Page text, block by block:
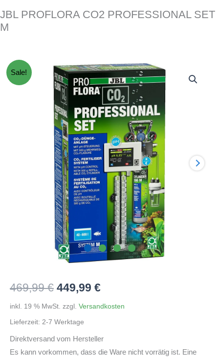
JBL PROFLORA CO2 PROFESSIONAL SET
M
Sale!
469,99€ Ursprünglicher
Preis
war:
469,99 €
449,99 €Aktueller
Preis
449,99 €.
inkl. 19 % MwSt. zzgl. Versandkosten
Lieferzeit: 2-7 Werktage
Direktversand vom Hersteller
Es kann vorkommen, dass die Ware nicht vorrätig ist. Eine